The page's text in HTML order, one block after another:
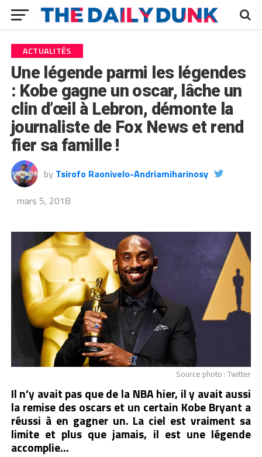
ACTUALITÉS
Une légende parmi les légendes
: Kobe gagne un oscar, lâche un
clin d’œil à Lebron, démonte la
journaliste de Fox News et rend
fier sa famille !
by Tsirofo Raonivelo-Andriamiharinosy
mars 5, 2018
Source photo : Twitter
Il n’y avait pas que de la NBA hier, il y avait aussi
la remise des oscars et un certain Kobe Bryant a
réussi à en gagner un. La ciel est vraiment sa
limite et plus que jamais, il est une légende
accomplie…